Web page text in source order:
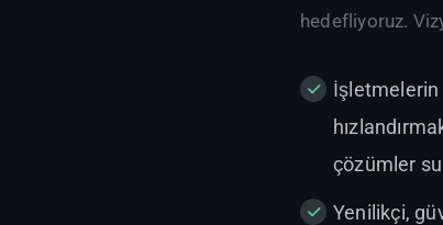
hedefliyoruz.
çözümler
Yenilikçi,